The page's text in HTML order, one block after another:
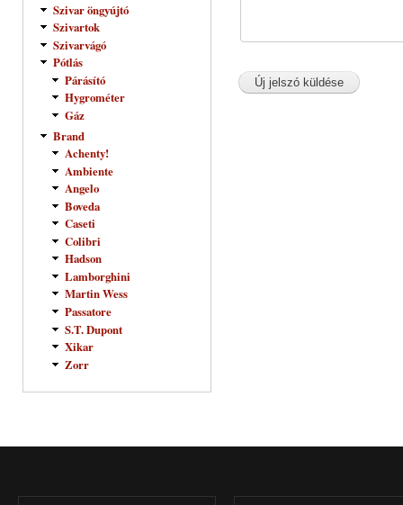
Szivar öngyújtó
Szivartok
Szivarvágó
Pótlás
Párásító
Hygrométer
Gáz
Brand
Achenty!
Ambiente
Angelo
Boveda
Caseti
Colibri
Hadson
Lamborghini
Martin Wess
Passatore
S.T. Dupont
Xikar
Zorr